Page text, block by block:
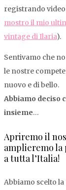
registrando video
mostro il mio
vintage di Ilaria).
Sentivamo che
le nostre
nuovo e di bello.
Abbiamo deciso
insieme…
Apriremo il
amplieremo la
a tutta l’Italia!
Abbiamo scelto